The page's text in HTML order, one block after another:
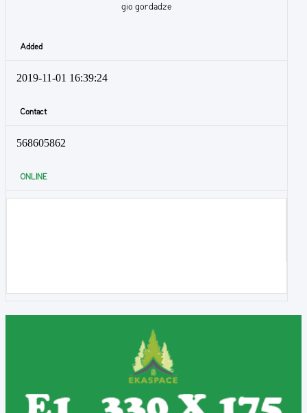
gio gordadze
Added
2019-11-01 16:39:24
Contact
568605862
ONLINE